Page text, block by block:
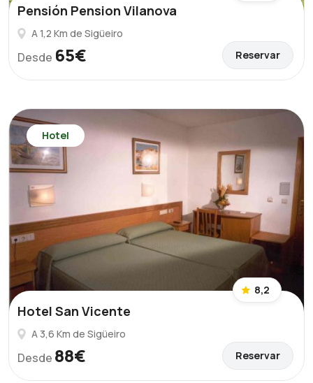
Pensión Pension Vilanova
A 1,2 Km de Sigüeiro
Desde 65€ Reservar
Hotel
8,2
Hotel San Vicente
A 3,6 Km de Sigüeiro
Desde 88€ Reservar